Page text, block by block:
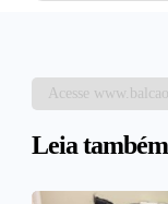
Acesse
Leia